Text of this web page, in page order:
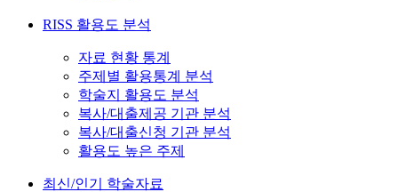
RISS 활용도 분석
자료 현황 통계
주제별 활용통계 분석
학술지 활용도 분석
복사/대출제공 기관 분석
복사/대출신청 기관 분석
활용도 높은 주제
최신/인기 학술자료